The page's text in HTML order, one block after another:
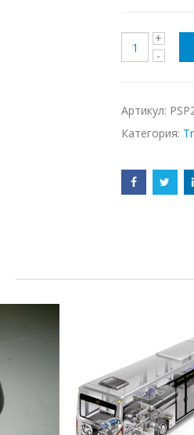
Артикул:
Категория: